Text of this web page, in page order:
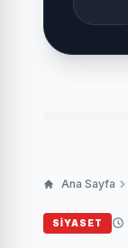
Ana Sayfa
SIYASET